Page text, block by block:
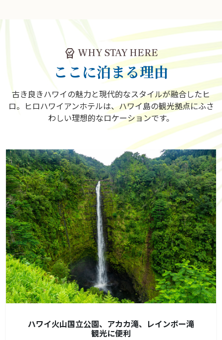
editor_choice WHY STAY HERE
ここに泊まる理由
古き良きハワイの魅力と現代的なスタイルが融合したヒ
ロ。ヒロハワイアンホテルは、ハワイ島の観光拠点にふさ
わしい理想的なロケーションです。
ハワイ火山国立公園、アカカ滝、レインボー滝
観光に便利